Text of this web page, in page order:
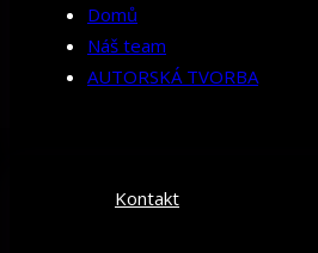
Domů
Náš team
AUTORSKÁ TVORBA
Kontakt